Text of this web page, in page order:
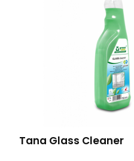
Tana Glass Cleaner